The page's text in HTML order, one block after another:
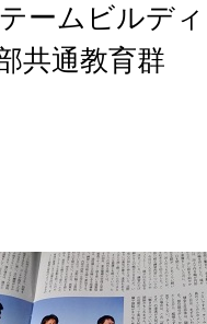
ームビルデ
通教育群